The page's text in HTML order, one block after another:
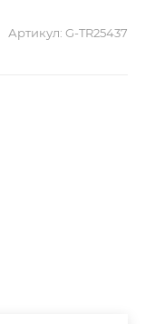
Артикул: G-TR25437